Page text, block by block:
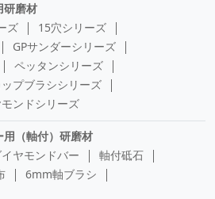
研磨材
ズ
15穴シリーズ
GPサンダーシリーズ
ペッタンシリーズ
プブラシシリーズ
ンドシリーズ
（軸付）研磨材
ヤモンドバー
軸付砥石
6mm軸ブラシ